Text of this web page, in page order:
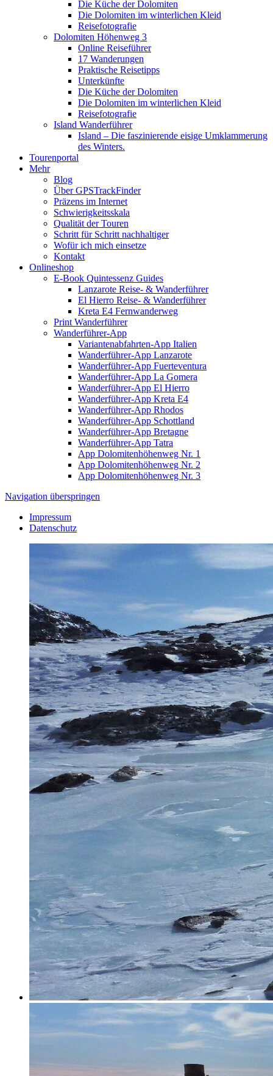
Die Küche der Dolomiten
Die Dolomiten im winterlichen Kleid
Reisefotografie
Dolomiten Höhenweg 3
Online Reiseführer
17 Wanderungen
Praktische Reisetipps
Unterkünfte
Die Küche der Dolomiten
Die Dolomiten im winterlichen Kleid
Reisefotografie
Island Wanderführer
Island – Die faszinierende eisige Umklammerung
des Winters.
Tourenportal
Mehr
Blog
Über GPSTrackFinder
Präzens im Internet
Schwierigkeitsskala
Qualität der Touren
Schritt für Schritt nachhaltiger
Wofür ich mich einsetze
Kontakt
Onlineshop
E-Book Quintessenz Guides
Lanzarote Reise- & Wanderführer
El Hierro Reise- & Wanderführer
Kreta E4 Fernwanderweg
Print Wanderführer
Wanderführer-App
Variantenabfahrten-App Italien
Wanderführer-App Lanzarote
Wanderführer-App Fuerteventura
Wanderführer-App La Gomera
Wanderführer-App El Hierro
Wanderführer-App Kreta E4
Wanderführer-App Rhodos
Wanderführer-App Schottland
Wanderführer-App Bretagne
Wanderführer-App Tatra
App Dolomitenhöhenweg Nr. 1
App Dolomitenhöhenweg Nr. 2
App Dolomitenhöhenweg Nr. 3
Navigation überspringen
Impressum
Datenschutz